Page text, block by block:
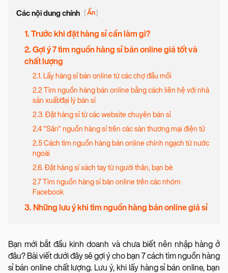
Các nội dung chính [Ẩn]
1. Trước khi đặt hàng sỉ cần làm gì?
2. Gợi ý 7 tìm nguồn hàng sỉ bán online giá tốt và
chất lượng
2.1. Lấy hàng sỉ bán online từ các chợ đầu mối
2.2 Tìm nguồn hàng bán online bằng cách liên hệ với nhà
sản xuất/đại lý bán sỉ
2.3. Đặt hàng sỉ từ các website chuyên bán sỉ
2.4 "Săn" nguồn hàng sỉ trên các sàn thương mại điện tử
2.5 Cách tìm nguồn hàng bán online chính ngạch từ nước
ngoài
2.6. Đặt hàng sỉ xách tay từ người thân, bạn bè
2.7 Tìm nguồn hàng sỉ bán online trên các nhóm
Facebook
3. Những lưu ý khi tìm nguồn hàng bán online giá sỉ
Bạn mới bắt đầu kinh doanh và chưa biết nên nhập hàng ở
đâu? Bài viết dưới đây sẽ gợi ý cho bạn 7 cách tìm nguồn hàng
sỉ bán online chất lượng. Lưu ý, khi lấy hàng sỉ bán online, bạn